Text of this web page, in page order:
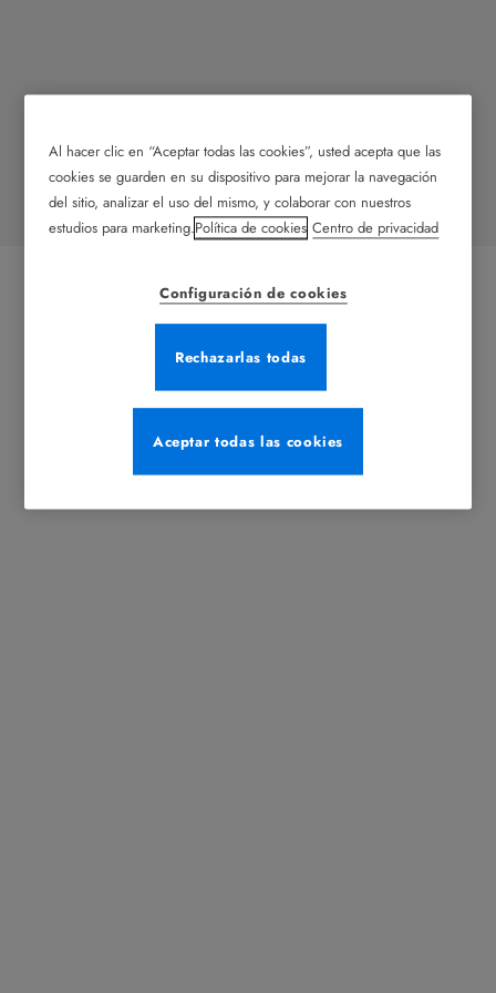
Hermetismo
Al hacer clic en “Aceptar todas las cookies”, usted acepta que las
cookies se guarden en su dispositivo para mejorar la navegación
del sitio, analizar el uso del mismo, y colaborar con nuestros
estudios para marketing.Política de cookies Centro de privacidad
Configuración de cookies
Rechazarlas todas
Aceptar todas las cookies